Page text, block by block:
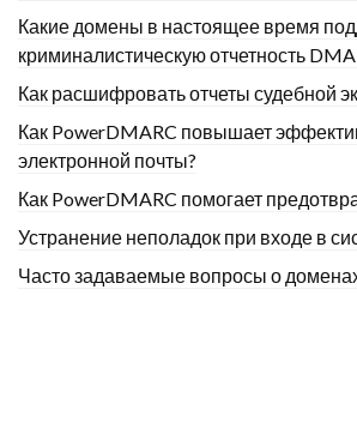
Какие домены в настоящее время
криминалистическую отчетность
Как расшифровать отчеты судебной
Как PowerDMARC повышает
электронной почты?
Как PowerDMARC помогает
Устранение неполадок при входе в
Часто задаваемые вопросы о